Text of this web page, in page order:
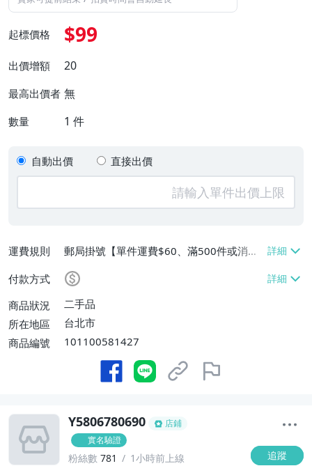
起標價格 $99
出價增額 20
最高出價者 無
數量 1 件
自動出價 直接出價
運費規則
郵局掛號【單件運費$60、滿500件或消費
滿$20000免運費】
付款方式
商品狀況
二手品
所在地區
台北市
商品編號
101100581427
Y5806780690
店鋪
實名驗證
粉絲數 781 1小時前上線 追蹤